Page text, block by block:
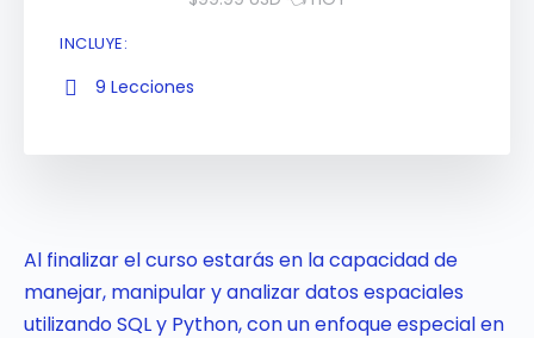
Al finalizar el curso estarás en la capacidad de
manejar, manipular y analizar datos espaciales
utilizando SQL y Python, con un enfoque especial en
INCLUYE:
9 Lecciones